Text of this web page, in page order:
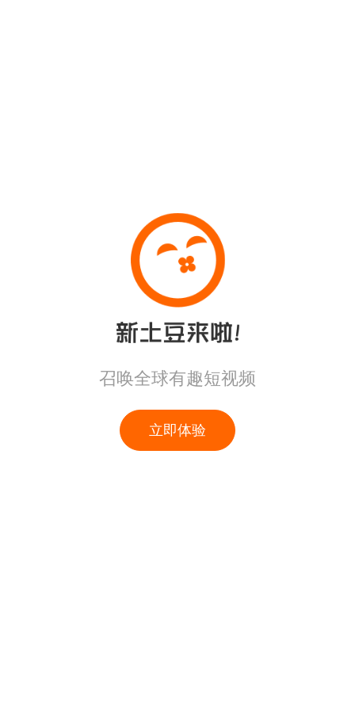
召唤全球有趣短视频
立即体验